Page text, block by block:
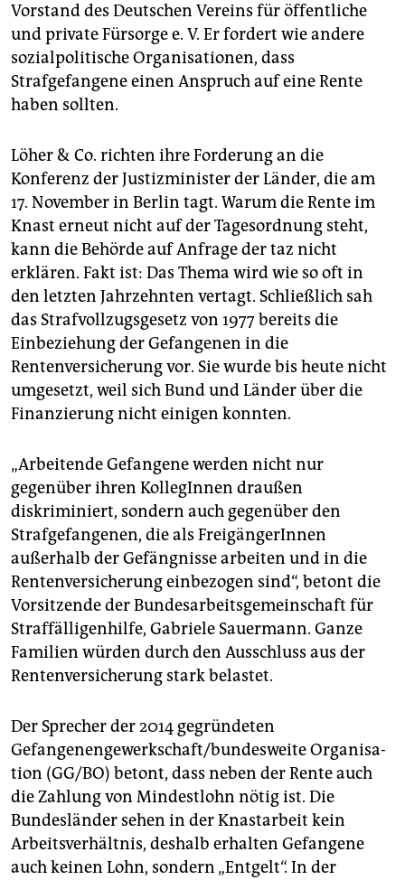
Vorstand des Deutschen Vereins für öffentliche
und private Fürsorge e. V. Er fordert wie andere
sozialpolitische Organisationen, dass
Strafgefangene einen Anspruch auf eine Rente
haben sollten.
Löher & Co. richten ihre Forderung an die
Konferenz der Justizminister der Länder, die am
17. November in Berlin tagt. Warum die Rente im
Knast erneut nicht auf der Tagesordnung steht,
kann die Behörde auf Anfrage der taz nicht
erklären. Fakt ist: Das Thema wird wie so oft in
den letzten Jahrzehnten vertagt. Schließlich sah
das Strafvollzugsgesetz von 1977 bereits die
Einbeziehung der Gefangenen in die
Rentenversicherung vor. Sie wurde bis heute nicht
umgesetzt, weil sich Bund und Länder über die
Finanzierung nicht einigen konnten.
„Arbeitende Gefangene werden nicht nur
gegenüber ihren KollegInnen draußen
diskriminiert, sondern auch gegenüber den
Strafgefangenen, die als FreigängerInnen
außerhalb der Gefängnisse arbeiten und in die
Rentenversicherung einbezogen sind“, betont die
Vorsitzende der Bundesarbeitsgemeinschaft für
Straffälligenhilfe, Gabriele Sauermann. Ganze
Familien würden durch den Ausschluss aus der
Rentenversicherung stark belastet.
Der Sprecher der 2014 gegründeten
Gefangenengewerk­schaft/bundesweite Organisa­
tion (GG/BO) betont, dass neben der Rente auch
die Zahlung von Mindestlohn nötig ist. Die
Bundesländer sehen in der Knastarbeit kein
Arbeitsverhältnis, deshalb erhalten Gefangene
auch keinen Lohn, sondern „Entgelt“. In der